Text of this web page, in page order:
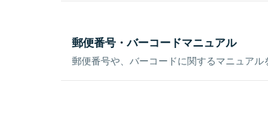
郵便番号・バーコードマニュアル
郵便番号や、バーコードに関するマニュアル